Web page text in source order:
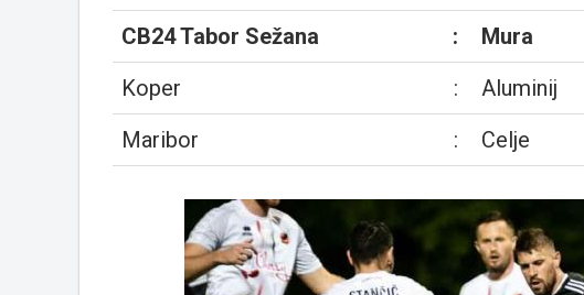
CB24 Tabor Sežana
: Mura
Koper
: Aluminij
Maribor
: Celje